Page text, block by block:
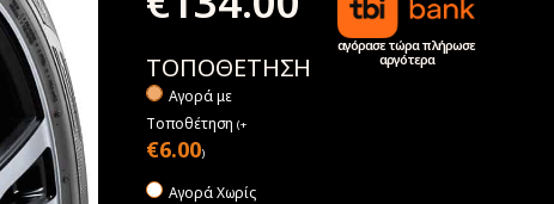
αγόρασε τώρα πλήρωσε
αργότερα
ΤΟΠΟΘΕΤΗΣΗ
Αγορά με
Tοποθέτηση(+
€6.00)
Αγορά Χωρίς